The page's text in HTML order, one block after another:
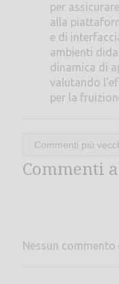
per
alla
e di
ambienti
dinamica di
valutando
per la
Commenti
Nessun commento